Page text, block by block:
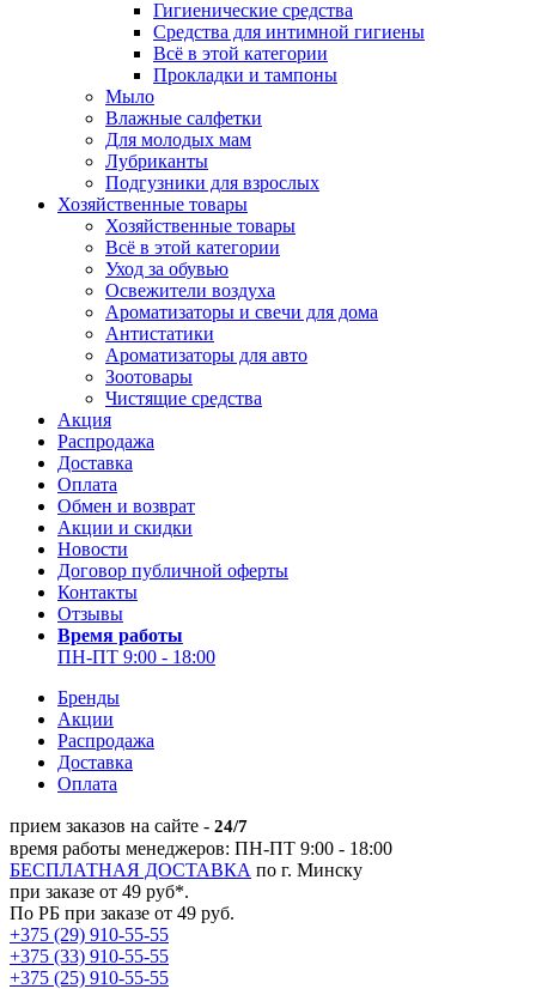
Гигиенические средства
Средства для интимной гигиены
Всё в этой категории
Прокладки и тампоны
Мыло
Влажные салфетки
Для молодых мам
Лубриканты
Подгузники для взрослых
Хозяйственные товары
Хозяйственные товары
Всё в этой категории
Уход за обувью
Освежители воздуха
Ароматизаторы и свечи для дома
Антистатики
Ароматизаторы для авто
Зоотовары
Чистящие средства
Акция
Распродажа
Доставка
Оплата
Обмен и возврат
Акции и скидки
Новости
Договор публичной оферты
Контакты
Отзывы
Время работы
ПН-ПТ 9:00 - 18:00
Бренды
Акции
Распродажа
Доставка
Оплата
прием заказов на сайте - 24/7
время работы менеджеров: ПН-ПТ 9:00 - 18:00
БЕСПЛАТНАЯ ДОСТАВКА по г. Минску
при заказе от 49 руб*.
По РБ при заказе от 49 руб.
+375 (29) 910-55-55
+375 (33) 910-55-55
+375 (25) 910-55-55